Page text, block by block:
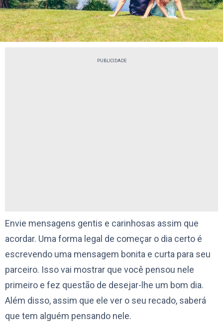
PUBLICIDADE
Envie mensagens gentis e carinhosas assim que
acordar. Uma forma legal de começar o dia certo é
escrevendo uma mensagem bonita e curta para seu
parceiro. Isso vai mostrar que você pensou nele
primeiro e fez questão de desejar-lhe um bom dia.
Além disso, assim que ele ver o seu recado, saberá
que tem alguém pensando nele.